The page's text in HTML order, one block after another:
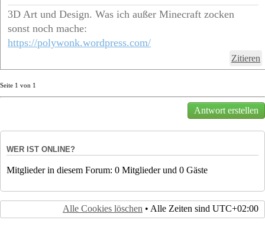
3D Art und Design. Was ich außer Minecraft zocken
sonst noch mache:
https://polywonk.wordpress.com/
Zitieren
Seite 1 von 1
Antwort erstellen
WER IST ONLINE?
Mitglieder in diesem Forum: 0 Mitglieder und 0 Gäste
Alle Cookies löschen • Alle Zeiten sind UTC+02:00